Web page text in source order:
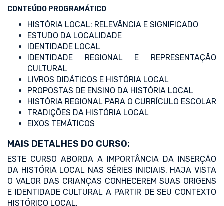
CONTEÚDO PROGRAMÁTICO
HISTÓRIA LOCAL: RELEVÂNCIA E SIGNIFICADO
ESTUDO DA LOCALIDADE
IDENTIDADE LOCAL
IDENTIDADE REGIONAL E REPRESENTAÇÃO
CULTURAL
LIVROS DIDÁTICOS E HISTÓRIA LOCAL
PROPOSTAS DE ENSINO DA HISTÓRIA LOCAL
HISTÓRIA REGIONAL PARA O CURRÍCULO ESCOLAR
TRADIÇÕES DA HISTÓRIA LOCAL
EIXOS TEMÁTICOS
MAIS DETALHES DO CURSO:
ESTE CURSO ABORDA A IMPORTÂNCIA DA INSERÇÃO
DA HISTÓRIA LOCAL NAS SÉRIES INICIAIS, HAJA VISTA
O VALOR DAS CRIANÇAS CONHECEREM SUAS ORIGENS
E IDENTIDADE CULTURAL A PARTIR DE SEU CONTEXTO
HISTÓRICO LOCAL.